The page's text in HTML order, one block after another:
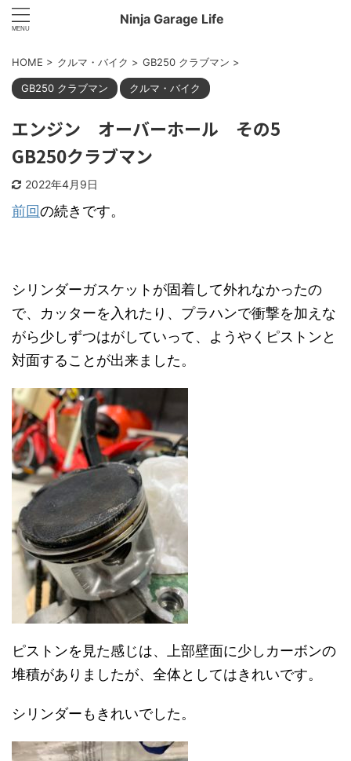
Ninja Garage Life
HOME > クルマ・バイク > GB250 クラブマン >
GB250 クラブマン クルマ・バイク
エンジン オーバーホール その5
GB250クラブマン
2022年4月9日
前回の続きです。
シリンダーガスケットが固着して外れなかったの
で、カッターを入れたり、プラハンで衝撃を加えな
がら少しずつはがしていって、ようやくピストンと
対面することが出来ました。
ピストンを見た感じは、上部壁面に少しカーボンの
堆積がありましたが、全体としてはきれいです。
シリンダーもきれいでした。